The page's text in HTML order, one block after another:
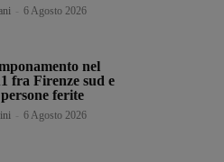
6 Agosto 2026
nel
fra Firenze sud e
ferite
6 Agosto 2026